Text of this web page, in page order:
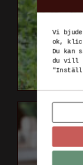
Vi
ok,
Du kan
du vill